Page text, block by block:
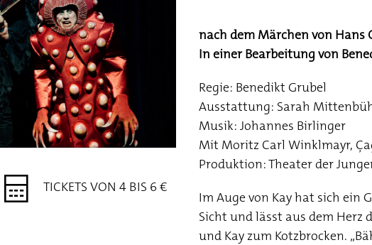
TICKETS VON 4 BIS 6 €
nach dem Märchen von Hans
In einer Bearbeitung von
Regie: Benedikt Grubel
Ausstattung: Sarah
Musik: Johannes Birlinger
Mit Moritz Carl Winklmayr,
Produktion: Theater der
Im Auge von Kay hat sich ein
Sicht und lässt aus dem Herz
und Kay zum Kotzbrocken.